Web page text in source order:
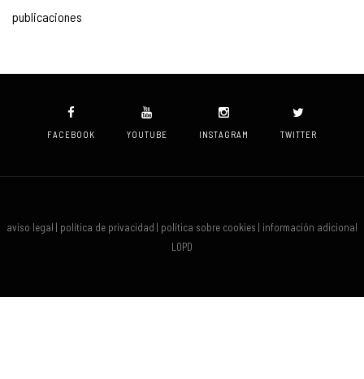
publicaciones
FACEBOOK YOUTUBE INSTAGRAM TWITTER
aviso legal | política de privacidad | política sobre cookies | información adicional
LOPD